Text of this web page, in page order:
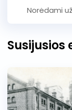
Norėdami
Susijusios